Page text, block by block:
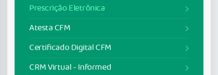
Prescrição Eletrônica
Atesta CFM
Certificado Digital CFM
CRM Virtual - Informed